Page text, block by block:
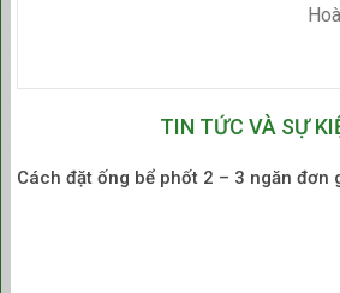
2
Từ 3 – 5 m³(Hộ gia
đình lớn/Nhà trọ nhỏ)
Từ 6 – 10 m³
TIN TỨC VÀ SỰ
Cách đặt ống bể phốt 2 – 3 ngăn đơn